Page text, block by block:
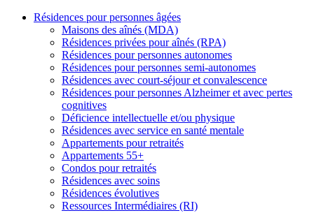
Résidences pour personnes âgées
Maisons des aînés (MDA)
Résidences privées pour aînés (RPA)
Résidences pour personnes autonomes
Résidences pour personnes semi-autonomes
Résidences avec court-séjour et convalescence
Résidences pour personnes Alzheimer et avec pertes
cognitives
Déficience intellectuelle et/ou physique
Résidences avec service en santé mentale
Appartements pour retraités
Appartements 55+
Condos pour retraités
Résidences avec soins
Résidences évolutives
Ressources Intermédiaires (RI)